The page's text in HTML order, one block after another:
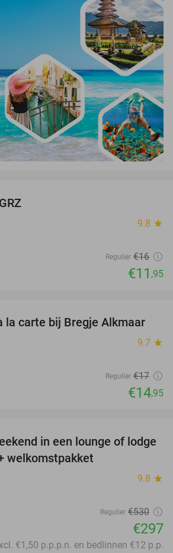
9.8 star
Regulier €16
€11 ,95
12%
la carte bij Bregje Alkmaar
9.7 star
Regulier €17
€14,95
44%
in een lounge of lodge
welkomstpakket
9.8 star
Regulier €530
€297
€1,50 p.p.p.n. en bedlinnen €12 p.p.